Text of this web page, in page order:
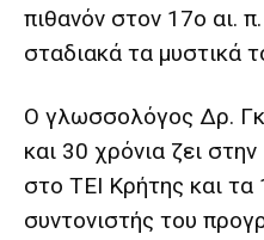
πιθανόν στον 17ο αι.
σταδιακά τα μυστικά
Ο γλωσσολόγος Δρ.
και 30 χρόνια ζει
στο ΤΕΙ Κρήτης και
συντονιστής του